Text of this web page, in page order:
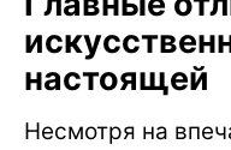
настоящей
Несмотря на